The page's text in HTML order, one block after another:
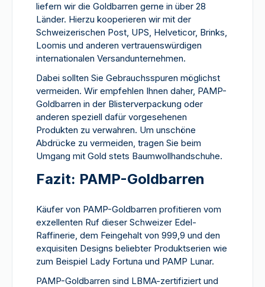
liefern wir die Goldbarren gerne in über 28
Länder. Hierzu kooperieren wir mit der
Schweizerischen Post, UPS, Helveticor, Brinks,
Loomis und anderen vertrauenswürdigen
internationalen Versandunternehmen.
Dabei sollten Sie Gebrauchsspuren möglichst
vermeiden. Wir empfehlen Ihnen daher, PAMP-
Goldbarren in der Blisterverpackung oder
anderen speziell dafür vorgesehenen
Produkten zu verwahren. Um unschöne
Abdrücke zu vermeiden, tragen Sie beim
Umgang mit Gold stets Baumwollhandschuhe.
Fazit: PAMP-Goldbarren
Käufer von PAMP-Goldbarren profitieren vom
exzellenten Ruf dieser Schweizer Edel-
Raffinerie, dem Feingehalt von 999,9 und den
exquisiten Designs beliebter Produktserien wie
zum Beispiel Lady Fortuna und PAMP Lunar.
PAMP-Goldbarren sind LBMA-zertifiziert und